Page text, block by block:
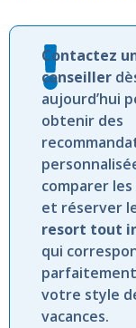
Contactez
conseiller
aujourd’hui
obtenir des
comparer les
et réserver
resort tout
qui
parfaitement
votre style
vacances.